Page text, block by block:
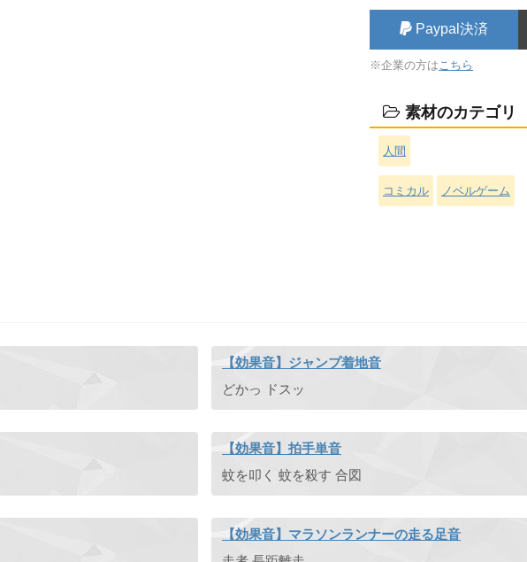
Paypal決済
※企業の方はこちら
素材のカテゴリ
人間
コミカル ノベルゲーム
【効果音】ジャンプ着地音
どかっ ドスッ
【効果音】拍手単音
蚊を叩く 蚊を殺す 合図
【効果音】マラソンランナーの走る足音